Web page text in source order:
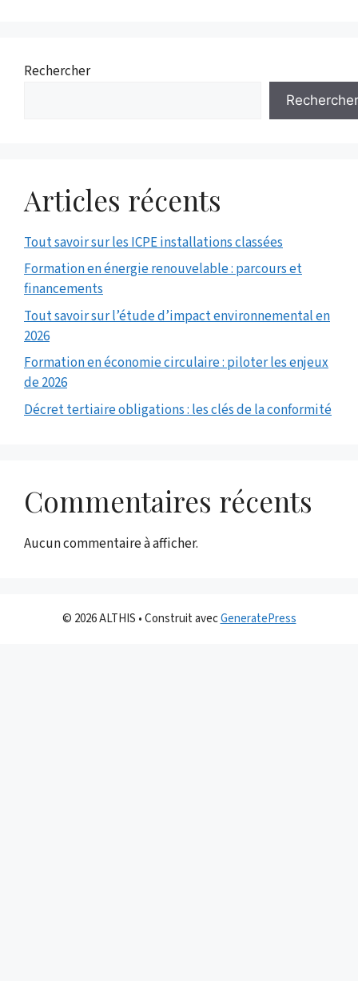
Rechercher
Rechercher
Articles récents
Tout savoir sur les ICPE installations classées
Formation en énergie renouvelable : parcours et
financements
Tout savoir sur l’étude d’impact environnemental en
2026
Formation en économie circulaire : piloter les enjeux
de 2026
Décret tertiaire obligations : les clés de la conformité
Commentaires récents
Aucun commentaire à afficher.
© 2026 ALTHIS • Construit avecGeneratePress